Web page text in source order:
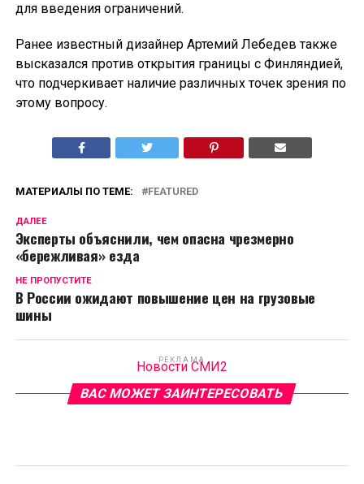
для введения ограничений.
Ранее известный дизайнер Артемий Лебедев также
высказался против открытия границы с Финляндией,
что подчеркивает наличие различных точек зрения по
этому вопросу.
МАТЕРИАЛЫ ПО ТЕМЕ: FEATURED
ДАЛЕЕ
Эксперты объяснили, чем опасна чрезмерно
«бережливая» езда
НЕ ПРОПУСТИТЕ
В России ожидают повышение цен на грузовые
шины
РЕКЛАМА
Новости СМИ2
ВАС МОЖЕТ ЗАИНТЕРЕСОВАТЬ